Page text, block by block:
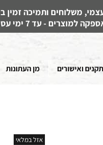
תקנים ואישורים מן העתונות
אזל במלאי